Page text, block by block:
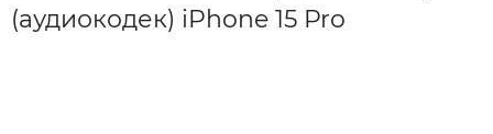
(аудиокодек) iPhone 15 Pro